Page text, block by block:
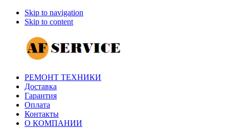
Skip to navigation
Skip to content
РЕМОНТ ТЕХНИКИ
Доставка
Гарантия
Оплата
Контакты
О КОМПАНИИ